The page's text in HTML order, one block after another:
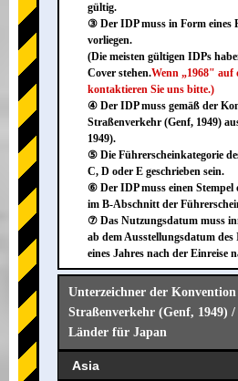
gültig.
③ Der IDP muss in Form eines
vorliegen.
(Die meisten gültigen IDPs
Cover stehen.Wenn „1968" auf
kontaktieren Sie uns bitte.)
④ Der IDP muss gemäß der
Straßenverkehr (Genf, 1949)
1949).
⑤ Die Führerscheinkategorie
C, D oder E geschrieben sein.
⑥ Der IDP muss einen
im B-Abschnitt der
⑦ Das Nutzungsdatum muss
ab dem Ausstellungsdatum
eines Jahres nach der Einreise
Unterzeichner der
Straßenverkehr (Genf, 1949) /
Länder für Japan
Asia